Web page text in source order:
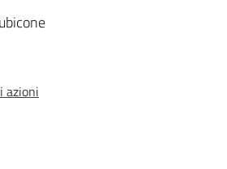
azioni